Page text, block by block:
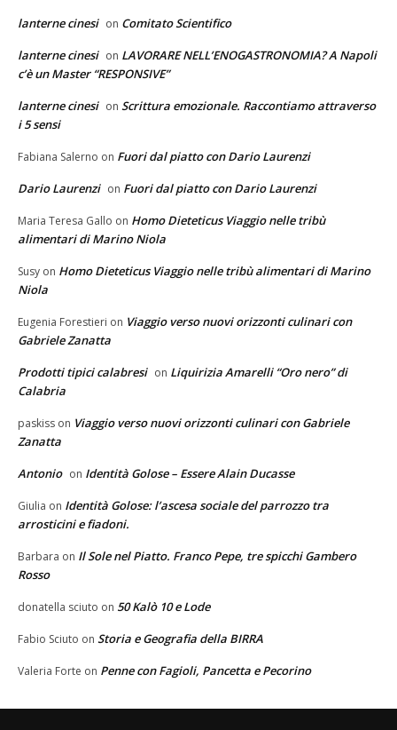
lanterne cinesi on Comitato Scientifico
lanterne cinesi on LAVORARE NELL’ENOGASTRONOMIA? A Napoli
c’è un Master “RESPONSIVE”
lanterne cinesi on Scrittura emozionale. Raccontiamo attraverso
i 5 sensi
Fabiana Salerno on Fuori dal piatto con Dario Laurenzi
Dario Laurenzi on Fuori dal piatto con Dario Laurenzi
Maria Teresa Gallo on Homo Dieteticus Viaggio nelle tribù
alimentari di Marino Niola
Susy on Homo Dieteticus Viaggio nelle tribù alimentari di Marino
Niola
Eugenia Forestieri on Viaggio verso nuovi orizzonti culinari con
Gabriele Zanatta
Prodotti tipici calabresi on Liquirizia Amarelli “Oro nero” di
Calabria
paskiss on Viaggio verso nuovi orizzonti culinari con Gabriele
Zanatta
Antonio on Identità Golose – Essere Alain Ducasse
Giulia on Identità Golose: l’ascesa sociale del parrozzo tra
arrosticini e fiadoni.
Barbara on Il Sole nel Piatto. Franco Pepe, tre spicchi Gambero
Rosso
donatella sciuto on 50 Kalò 10 e Lode
Fabio Sciuto on Storia e Geografia della BIRRA
Valeria Forte on Penne con Fagioli, Pancetta e Pecorino